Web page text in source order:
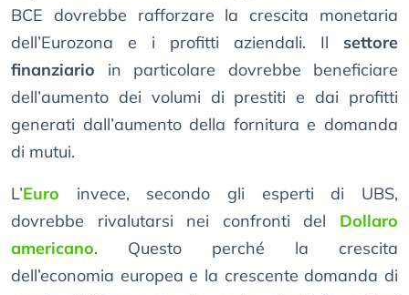
BCE dovrebbe rafforzare la crescita monetaria
dell’Eurozona e i profitti aziendali. Il settore
finanziario in particolare dovrebbe beneficiare
dell’aumento dei volumi di prestiti e dai profitti
generati dall’aumento della fornitura e domanda
di mutui.
L’Euro invece, secondo gli esperti di UBS,
dovrebbe rivalutarsi nei confronti del Dollaro
americano. Questo perché la crescita
dell’economia europea e la crescente domanda di